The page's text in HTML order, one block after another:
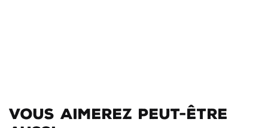
Vous aimerez peut-être